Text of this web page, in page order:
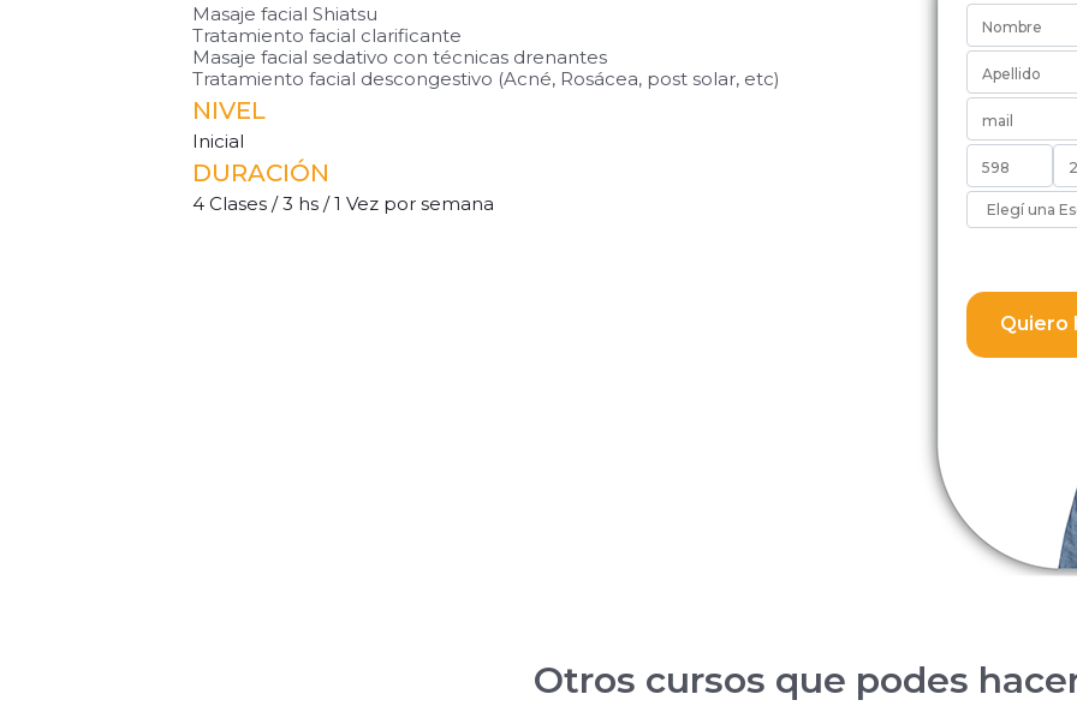
Masaje facial Shiatsu
Tratamiento facial clarificante
Masaje facial sedativo con técnicas drenantes
Tratamiento facial descongestivo (Acné, Rosácea, post solar, etc)
NIVEL
Inicial
DURACIÓN
4 Clases / 3 hs / 1 Vez por semana
Quiero
Otros cursos que podes